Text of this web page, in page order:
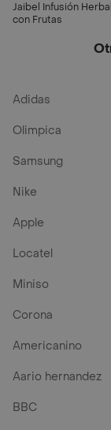
Jaibel Infusión Herbal
con Frutas
Adidas
Olimpica
Samsung
Nike
Apple
Locatel
Miniso
Corona
Americanino
Aario hernandez
BBC